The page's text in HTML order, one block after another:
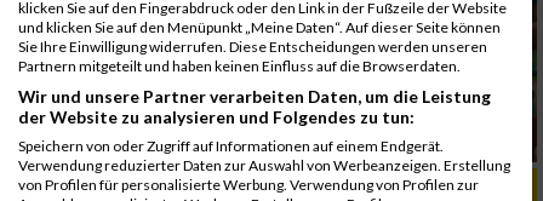
ALBUM B2RUN MÜNCHEN, B2RUN / 16.07.2019
klicken Sie auf den Fingerabdruck oder den Link in der Fußzeile der Website
und klicken Sie auf den Menüpunkt „Meine Daten“. Auf dieser Seite können
Sie Ihre Einwilligung widerrufen. Diese Entscheidungen werden unseren
Partnern mitgeteilt und haben keinen Einfluss auf die Browserdaten.
Wir und unsere Partner verarbeiten Daten, um die Leistung
der Website zu analysieren und Folgendes zu tun:
Speichern von oder Zugriff auf Informationen auf einem Endgerät.
Verwendung reduzierter Daten zur Auswahl von Werbeanzeigen. Erstellung
von Profilen für personalisierte Werbung. Verwendung von Profilen zur